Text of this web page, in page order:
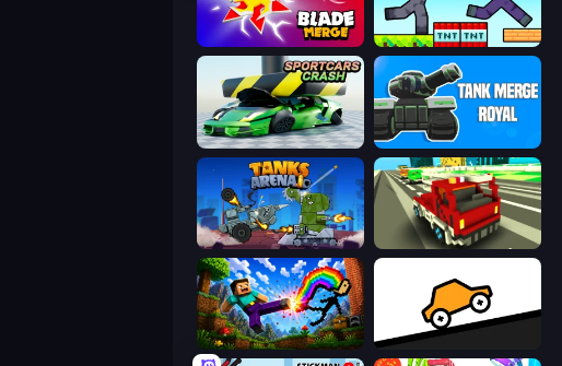
Blade Merge Noob Gigachad: Parkour Tricks Challenge
Sportcars Crash Tank Merge Royal
Tanks Arena io: Craft & Combat Blocky Traffic Racing
Noob: Wall Crusher Bouncy Motors